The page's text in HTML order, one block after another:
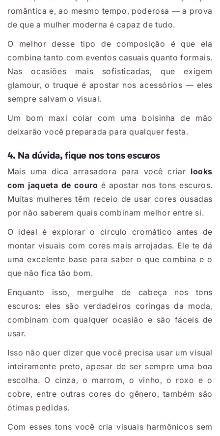
romântica e, ao mesmo tempo, poderosa — a prova
de que a mulher moderna é capaz de tudo.
O melhor desse tipo de composição é que ela
combina tanto com eventos casuais quanto formais.
Nas ocasiões mais sofisticadas, que exigem
glamour, o truque é apostar nos acessórios — eles
sempre salvam o visual.
Um bom maxi colar com uma bolsinha de mão
deixarão você preparada para qualquer festa.
4. Na dúvida, fique nos tons escuros
Mais uma dica arrasadora para você criar looks
com jaqueta de couro é apostar nos tons escuros.
Muitas mulheres têm receio de usar cores ousadas
por não saberem quais combinam melhor entre si.
O ideal é explorar o círculo cromático antes de
montar visuais com cores mais arrojadas. Ele te dá
uma excelente base para saber o que combina e o
que não fica tão bom.
Enquanto isso, mergulhe de cabeça nos tons
escuros: eles são verdadeiros coringas da moda,
combinam com qualquer ocasião e são fáceis de
usar.
Isso não quer dizer que você precisa usar um visual
inteiramente preto, apesar de ser sempre uma boa
escolha. O cinza, o marrom, o vinho, o roxo e o
cobre, entre outras cores do gênero, também são
ótimas pedidas.
Com esses tons você cria visuais harmônicos sem